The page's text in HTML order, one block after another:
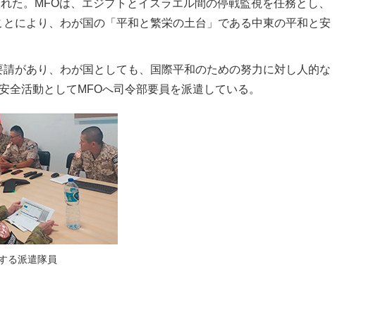
。MFOは、エジプトとイスラエル間の停戦監視を任務とし、
により、わが国の「平和と繁栄の土台」である中東の平和と安
があり、わが国としても、国際平和のための努力に対し人的な
活動としてMFOへ司令部要員を派遣している。
る派遣隊員